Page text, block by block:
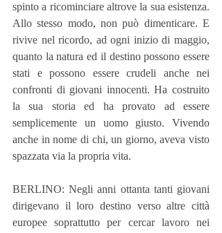
spinto a ricominciare altrove la sua esistenza.
Allo stesso modo, non può dimenticare. E
rivive nel ricordo, ad ogni inizio di maggio,
quanto la natura ed il destino possono essere
stati e possono essere crudeli anche nei
confronti di giovani innocenti. Ha costruito
la sua storia ed ha provato ad essere
semplicemente un uomo giusto. Vivendo
anche in nome di chi, un giorno, aveva visto
spazzata via la propria vita.
BERLINO: Negli anni ottanta tanti giovani
dirigevano il loro destino verso altre città
europee soprattutto per cercar lavoro nei